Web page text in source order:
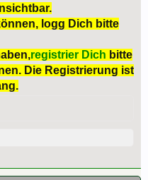
logg Dich bitte
registrier Dich bitte
Die Registrierung ist